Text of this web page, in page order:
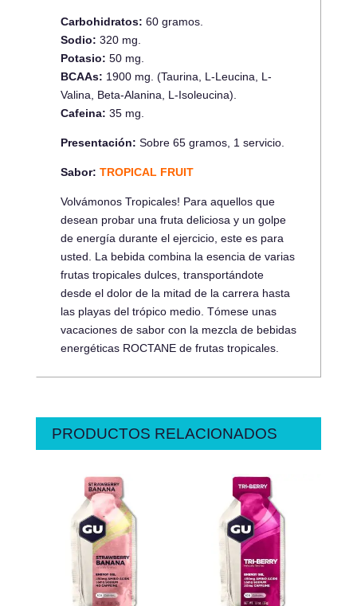
Carbohidratos: 60 gramos.
Sodio: 320 mg.
Potasio: 50 mg.
BCAAs: 1900 mg. (Taurina, L-Leucina, L-
Valina, Beta-Alanina, L-Isoleucina).
Cafeina: 35 mg.
Presentación: Sobre 65 gramos, 1 servicio.
Sabor: TROPICAL FRUIT
Volvámonos Tropicales! Para aquellos que
desean probar una fruta deliciosa y un golpe
de energía durante el ejercicio, este es para
usted. La bebida combina la esencia de varias
frutas tropicales dulces, transportándote
desde el dolor de la mitad de la carrera hasta
las playas del trópico medio. Tómese unas
vacaciones de sabor con la mezcla de bebidas
energéticas ROCTANE de frutas tropicales.
PRODUCTOS RELACIONADOS